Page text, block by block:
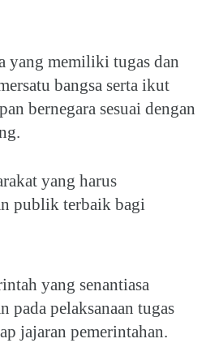
yang memiliki tugas dan
bangsa serta ikut
bernegara sesuai dengan
yang harus
publik terbaik bagi
yang senantiasa
pada pelaksanaan tugas
jajaran pemerintahan.